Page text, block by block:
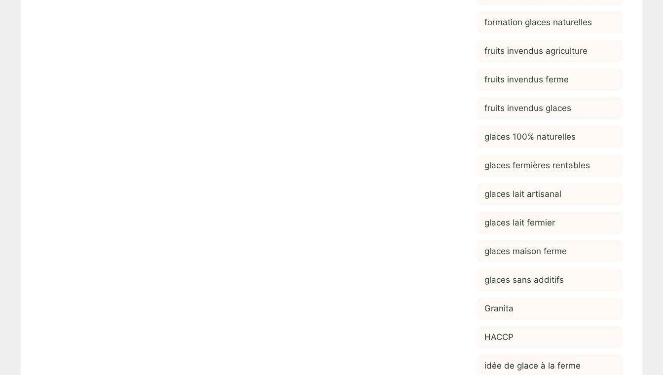
formation glaces naturelles
fruits invendus agriculture
fruits invendus ferme
fruits invendus glaces
glaces 100% naturelles
glaces fermières rentables
glaces lait artisanal
glaces lait fermier
glaces maison ferme
glaces sans additifs
Granita
HACCP
idée de glace à la ferme